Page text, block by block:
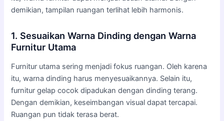
demikian, tampilan ruangan terlihat lebih harmonis.
1. Sesuaikan Warna Dinding dengan Warna
Furnitur Utama
Furnitur utama sering menjadi fokus ruangan. Oleh karena
itu, warna dinding harus menyesuaikannya. Selain itu,
furnitur gelap cocok dipadukan dengan dinding terang.
Dengan demikian, keseimbangan visual dapat tercapai.
Ruangan pun tidak terasa berat.